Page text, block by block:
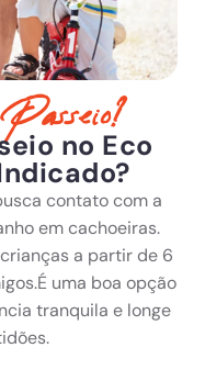
no Eco
contato com a
em cachoeiras.
a partir de 6
uma boa opção
tranquila e longe